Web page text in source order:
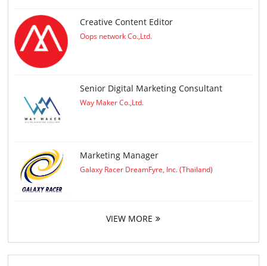
Creative Content Editor
Oops network Co.,Ltd.
Senior Digital Marketing Consultant
Way Maker Co.,Ltd.
Marketing Manager
Galaxy Racer DreamFyre, Inc. (Thailand)
VIEW MORE